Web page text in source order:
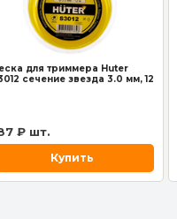
для триммера Huter
сечение звезда 3.0 мм, 12
₽ шт.
Купить